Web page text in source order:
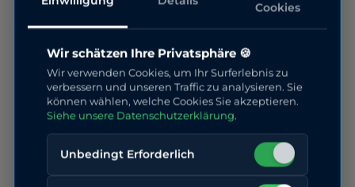
verlinkten Seiten ist jedoch ohne konkrete
Anhaltspunkte einer Rechtsverletzung nicht
zumutbar. Bei Bekanntwerden von
Rechtsverletzungen werden wir derartige
Links umgehend entfernen.
Urheberrecht
Cookies
Wir schätzen Ihre Privatsphäre 🍪
Wir verwenden Cookies, um Ihr Surferlebnis zu
verbessern und unseren Traffic zu analysieren. Sie
können wählen, welche Cookies Sie akzeptieren.
Siehe unsere Datenschutzerklärung
Unbedingt Erforderlich